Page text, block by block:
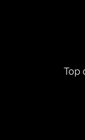
Top